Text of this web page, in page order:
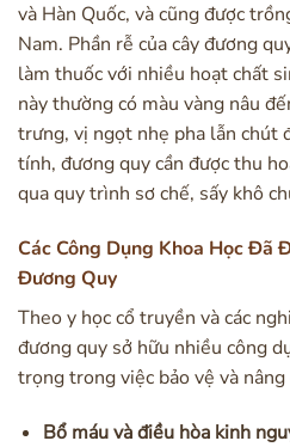
và Hàn Quốc, và cũng được
Nam. Phần rễ của cây đương
làm thuốc với nhiều hoạt chất
này thường có màu vàng nâu
trưng, vị ngọt nhẹ pha lẫn chút
tính, đương quy cần được thu
qua quy trình sơ chế, sấy khô
Các Công Dụng Khoa Học Đã
Đương Quy
Theo y học cổ truyền và các
đương quy sở hữu nhiều công
trọng trong việc bảo vệ và nâng
Bổ máu và điều hòa kinh